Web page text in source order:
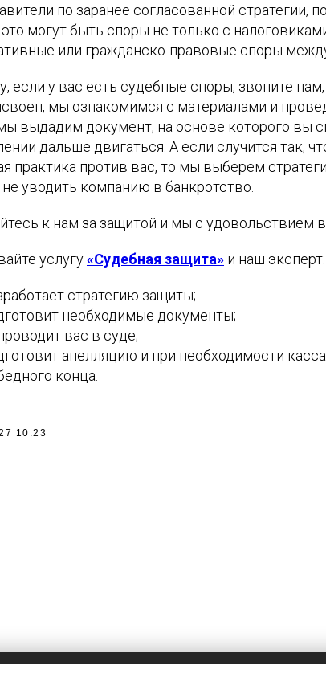
по заранее согласованной стратегии,
могут быть споры не только с
или гражданско-правовые споры
если у вас есть судебные споры, звоните
мы ознакомимся с материалами и
выдадим документ, на основе которого вы
дальше двигаться. А если случится так,
практика против вас, то мы выберем
не уводить компанию в банкротство.
к нам за защитой и мы с удовольствием
услугу«Судебная защита» и наш эксперт:
стратегию защиты;
необходимые документы;
вас в суде;
апелляцию и при необходимости
конца.
10:23